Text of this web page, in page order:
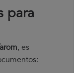
para
, es